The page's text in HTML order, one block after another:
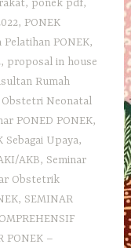
, ponek pdf,
, PONEK
Pelatihan PONEK,
, proposal in house
Rumah
Obstetri Neonatal
PONED PONEK,
Sebagai Upaya,
AKB, Seminar
Obstetrik
, SEMINAR
PONEK –